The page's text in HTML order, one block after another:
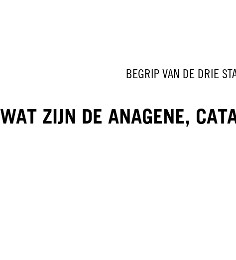
BEGRIP VAN DE DRIE
WAT ZIJN DE ANAGENE,